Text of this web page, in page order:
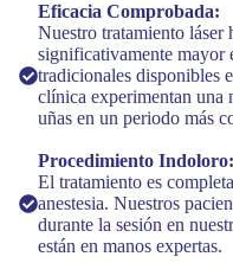
Eficacia Comprobada:
Nuestro tratamiento láser
significativamente mayor
tradicionales disponibles
clínica experimentan una
uñas en un periodo más
Procedimiento Indoloro:
El tratamiento es
anestesia. Nuestros
durante la sesión en
están en manos expertas.